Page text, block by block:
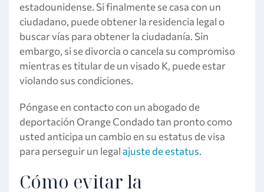
estadounidense. Si finalmente se casa con un
ciudadano, puede obtener la residencia legal o
buscar vías para obtener la ciudadanía. Sin
embargo, si se divorcia o cancela su compromiso
mientras es titular de un visado K, puede estar
violando sus condiciones.
Póngase en contacto con un abogado de
deportación Orange Condado tan pronto como
usted anticipa un cambio en su estatus de visa
para perseguir un legal ajuste de estatus.
Cómo evitar la